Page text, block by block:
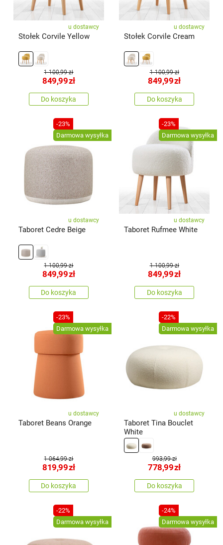
u dostawcy
Stołek Corvile Yellow
1 100,99 zł
849,99zł
Do koszyka
u dostawcy
Stołek Corvile Cream
1 100,99 zł
849,99zł
Do koszyka
-23%
Darmowa wysyłka
u dostawcy
Taboret Cedre Beige
1 100,99 zł
849,99zł
Do koszyka
-23%
Darmowa wysyłka
u dostawcy
Taboret Rufmee White
1 100,99 zł
849,99zł
Do koszyka
-23%
Darmowa wysyłka
u dostawcy
Taboret Beans Orange
1 064,99 zł
819,99zł
Do koszyka
-22%
Darmowa wysyłka
u dostawcy
Taboret Tina Bouclet
White
993,99 zł
778,99zł
Do koszyka
-22%
Darmowa wysyłka
-24%
Darmowa wysyłka